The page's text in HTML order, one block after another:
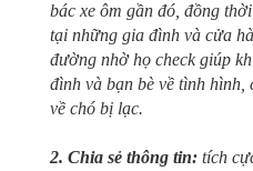
bác xe ôm gần đó, đồng
tại những gia đình và cửa
đường nhờ họ check giúp
đình và bạn bè về tình
về chó bị lạc.
2. Chia sẻ thông tin: tích